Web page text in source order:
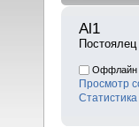
Al1
Постоялец
Оффлайн
Просмотр
Статистика